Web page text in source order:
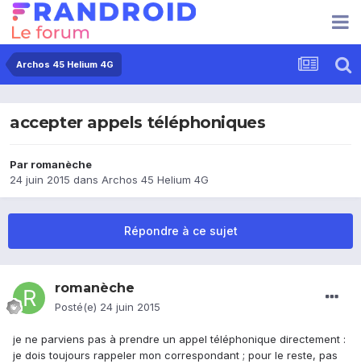
Archos 45 Helium 4G
accepter appels téléphoniques
Par romanèche
24 juin 2015 dans Archos 45 Helium 4G
Répondre à ce sujet
romanèche
Posté(e) 24 juin 2015
je ne parviens pas à prendre un appel téléphonique directement :
je dois toujours rappeler mon correspondant ; pour le reste, pas